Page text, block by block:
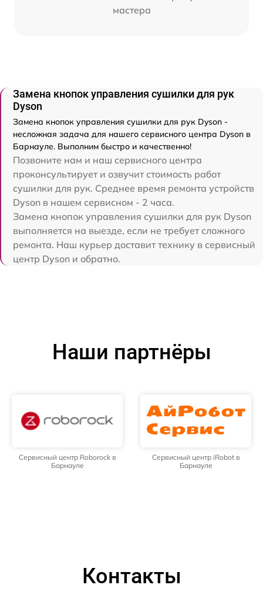
мастера
Замена кнопок управления сушилки для рук
Dyson
Замена кнопок управления сушилки для рук Dyson -
несложная задача для нашего сервисного центра Dyson в
Барнауле. Выполним быстро и качественно!
Позвоните нам и наш сервисного центра
проконсультирует и озвучит стоимость работ
сушилки для рук. Среднее время ремонта устройств
Dyson в нашем сервисном - 2 часа.
Замена кнопок управления сушилки для рук Dyson
выполняется на выезде, если не требует сложного
ремонта. Наш курьер доставит технику в сервисный
центр Dyson и обратно.
Наши партнёры
Сервисный центр Roborock в
Барнауле
Сервисный центр iRobot в
Барнауле
Контакты